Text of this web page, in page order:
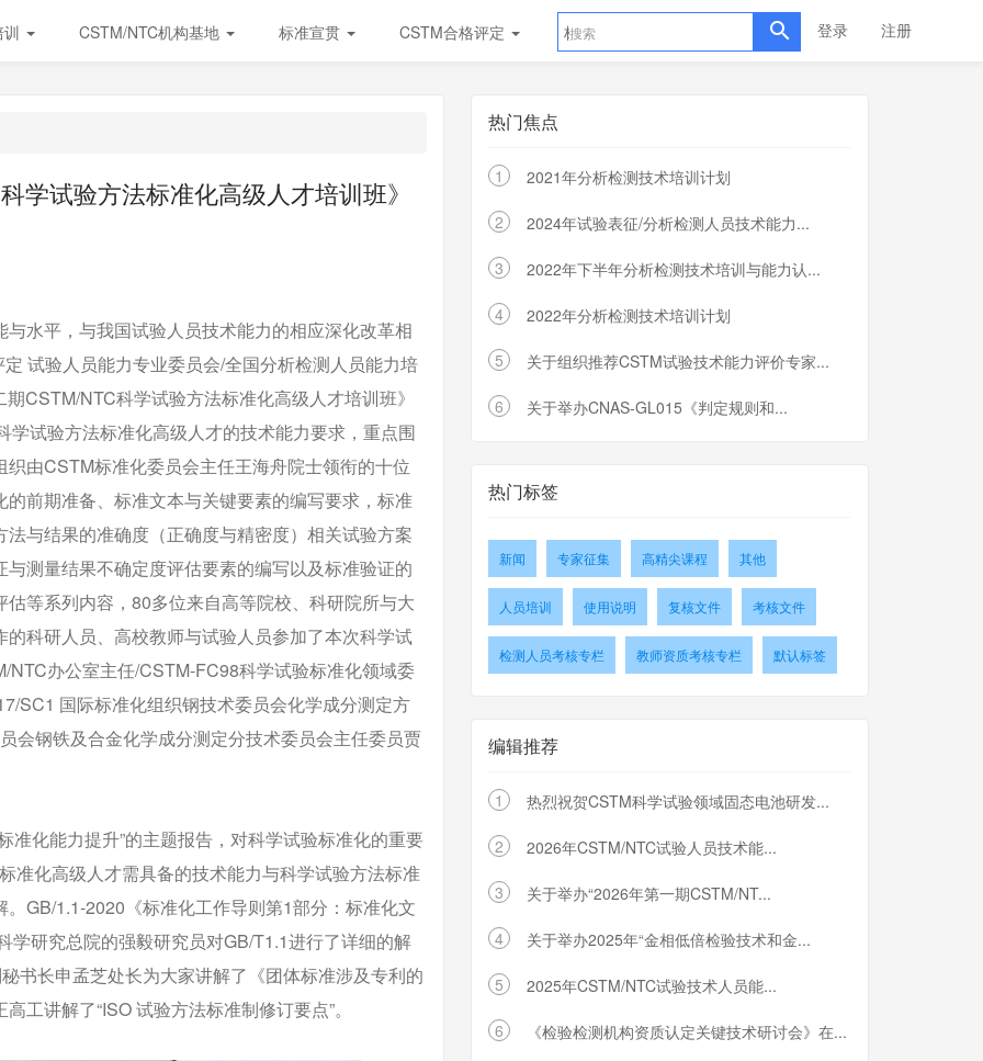
CSTM/NTC机构基地 标准宣贯 CSTM合格评定 标准样品 登录 注册
学试验方法标准化高级人才培训班》
平，与我国试验人员技术能力的相应深化改革相
试验人员能力专业委员会/全国分析检测人员能力培
CSTM/NTC科学试验方法标准化高级人才培训班》
试验方法标准化高级人才的技术能力要求，重点围
由CSTM标准化委员会主任王海舟院士领衔的十位
前期准备、标准文本与关键要素的编写要求，标准
与结果的准确度（正确度与精密度）相关试验方案
测量结果不确定度评估要素的编写以及标准验证的
等系列内容，80多位来自高等院校、科研院所与大
科研人员、高校教师与试验人员参加了本次科学试
办公室主任/CSTM-FC98科学试验标准化领域委
SC1 国际标准化组织钢技术委员会化学成分测定方
会钢铁及合金化学成分测定分技术委员会主任委员贾
化能力提升”的主题报告，对科学试验标准化的重要
准化高级人才需具备的技术能力与科学试验方法标准
GB/1.1-2020《标准化工作导则第1部分：标准化文
研究总院的强毅研究员对GB/T1.1进行了详细的解
书长申孟芝处长为大家讲解了《团体标准涉及专利的
工讲解了“ISO 试验方法标准制修订要点”。
热门焦点
1 2021年分析检测技术培训计划
2 2024年试验表征/分析检测人员技术能力...
3 2022年下半年分析检测技术培训与能力认...
4 2022年分析检测技术培训计划
5 关于组织推荐CSTM试验技术能力评价专家...
6 关于举办CNAS-GL015《判定规则和...
热门标签
新闻 专家征集 高精尖课程 其他
人员培训 使用说明 复核文件 考核文件
检测人员考核专栏 教师资质考核专栏 默认标签
编辑推荐
1 热烈祝贺CSTM科学试验领域固态电池研发...
2 2026年CSTM/NTC试验人员技术能...
3 关于举办“2026年第一期CSTM/NT...
4 关于举办2025年“金相低倍检验技术和金...
5 2025年CSTM/NTC试验技术人员能...
6 《检验检测机构资质认定关键技术研讨会》在...